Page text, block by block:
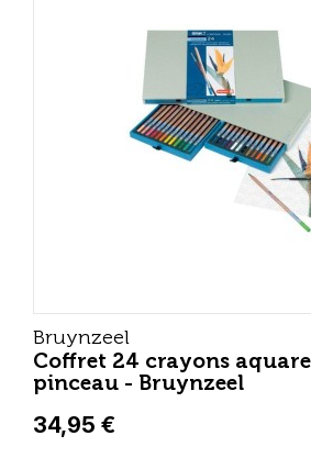
Bruynzeel
Coffret 24 crayons
pinceau - Bruynzeel
34,95 €